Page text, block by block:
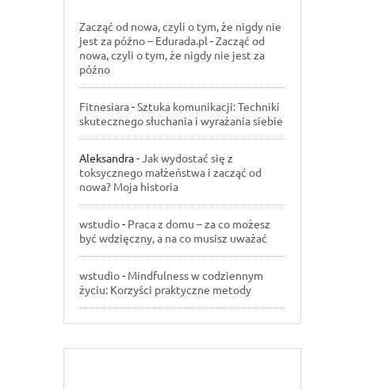
Zacząć od nowa, czyli o tym, że nigdy nie
jest za późno – Edurada.pl -Zacząć od
nowa, czyli o tym, że nigdy nie jest za
późno
Fitnesiara-Sztuka komunikacji: Techniki
skutecznego słuchania i wyrażania siebie
Aleksandra-Jak wydostać się z
toksycznego małżeństwa i zacząć od
nowa? Moja historia
wstudio- Praca z domu – za co możesz
być wdzięczny, a na co musisz uważać
wstudio- Mindfulness w codziennym
życiu: Korzyści praktyczne metody